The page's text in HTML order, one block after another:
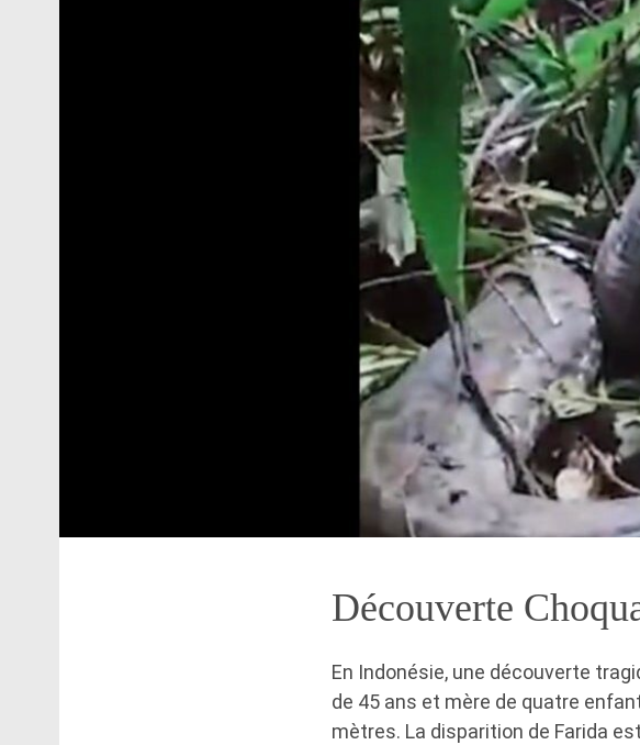
Découverte
En Indonésie, une découverte
de 45 ans et mère de quatre
mètres. La disparition de Farida